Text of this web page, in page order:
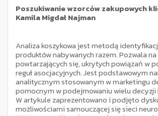
Poszukiwanie wzorców zakupowych
Kamila Migdał Najman
Analiza koszykowa jest metodą
produktów nabywanych razem. Pozwala
powtarzających się, ukrytych powiązań w
reguł asocjacyjnych. Jest podstawowym
analitycznym stosowanym w marketingu
pomocnym w podejmowaniu wielu decyzji
W artykule zaprezentowano i podjęto
możliwościami samouczącej się sieci